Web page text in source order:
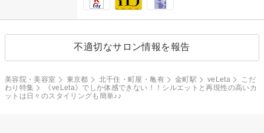
不適切なサロン情報を報告
美容院・美容室 東京都 北千住・町屋・亀有 金町駅 veLeta
こだ
わり特集
《veLeta》でしか体感できない！！シルエットと再現性の高いカ
ットは日々のスタイリングも簡単♪♪